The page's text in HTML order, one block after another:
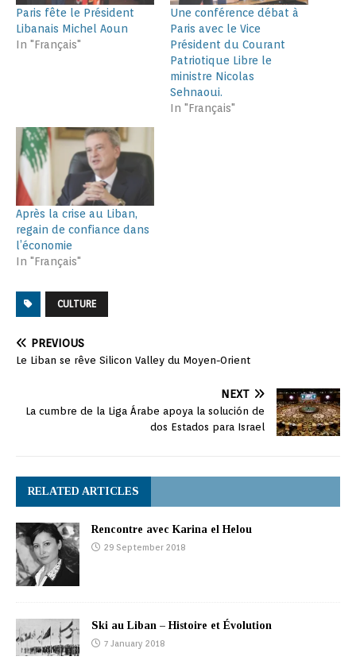
Paris fête le Président
Libanais Michel Aoun
In "Français"
Une conférence débat à
Paris avec le Vice
Président du Courant
Patriotique Libre le
ministre Nicolas
Sehnaoui.
In "Français"
Après la crise au Liban,
regain de confiance dans
l’économie
In "Français"
CULTURE
PREVIOUS
Le Liban se rêve Silicon Valley du Moyen-Orient
NEXT
La cumbre de la Liga Árabe apoya la solución de
dos Estados para Israel
RELATED ARTICLES
Rencontre avec Karina el Helou
29 September 2018
Ski au Liban – Histoire et Évolution
7 January 2018